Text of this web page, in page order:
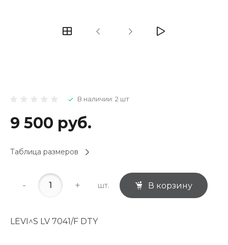
В наличии: 2 шт
9 500 руб.
Таблица размеров
- + шт. В корзину
LEVI^S LV 7041/F DTY